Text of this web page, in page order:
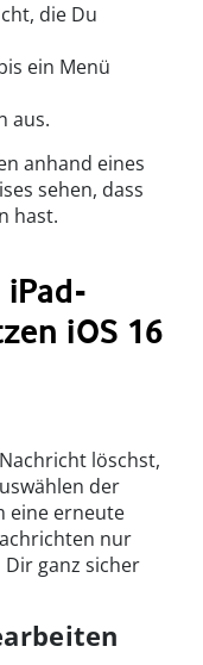
die Du
ein Menü
aus.
anhand eines
sehen, dass
hast.
iOS 16
löschst,
der
eine erneute
nur
ganz sicher